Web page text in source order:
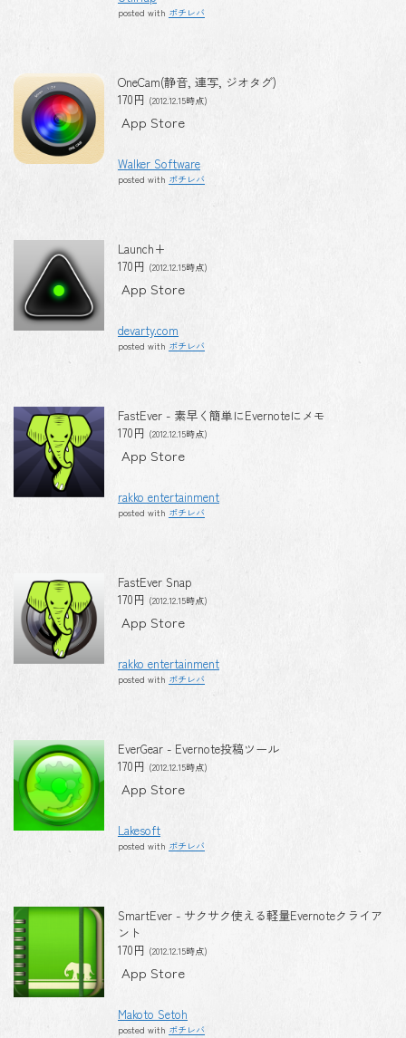
posted with ポチレバ
OneCam(静音, 連写, ジオタグ)
170円 (2012.12.15時点)
App Store
Walker Software
posted with ポチレバ
Launch+
170円 (2012.12.15時点)
App Store
devarty.com
posted with ポチレバ
FastEver - 素早く簡単にEvernoteにメモ
170円 (2012.12.15時点)
App Store
rakko entertainment
posted with ポチレバ
FastEver Snap
170円 (2012.12.15時点)
App Store
rakko entertainment
posted with ポチレバ
EverGear - Evernote投稿ツール
170円 (2012.12.15時点)
App Store
Lakesoft
posted with ポチレバ
SmartEver - サクサク使える軽量Evernoteクライア
ント
170円 (2012.12.15時点)
App Store
Makoto Setoh
posted with ポチレバ